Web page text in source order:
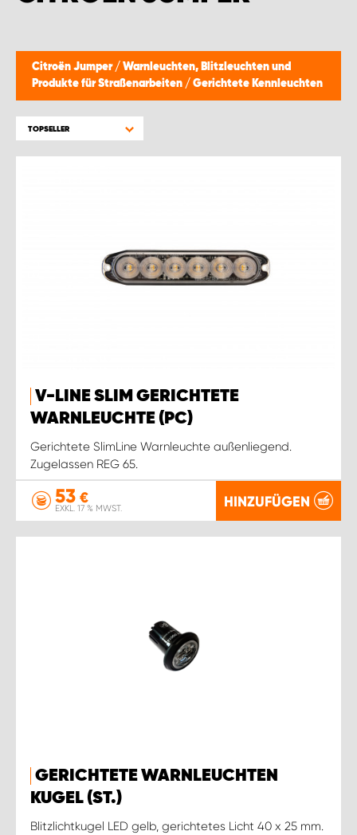
Citroën Jumper / Warnleuchten, Blitzleuchten und
Produkte für Straßenarbeiten / Gerichtete Kennleuchten
TOPSELLER
V-LINE SLIM GERICHTETE
WARNLEUCHTE (PC)
Gerichtete SlimLine Warnleuchte außenliegend.
Zugelassen REG 65.
53 €
EXKL. 17 % MWST. HINZUFÜGEN
GERICHTETE WARNLEUCHTEN
KUGEL (ST.)
Blitzlichtkugel LED gelb, gerichtetes Licht 40 x 25 mm.